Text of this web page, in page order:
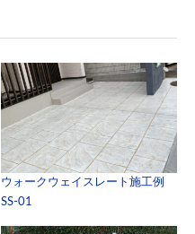
ウォークウェイスレート施工例
SS-01